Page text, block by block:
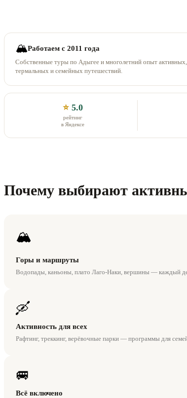
🏔Работаем с 2011 года
Собственные туры по Адыгее и многолетний опыт активных,
термальных и семейных путешествий.
⭐ 5.0
рейтинг
в Яндексе
Почему выбирают
🏔
Горы и маршруты
Водопады, каньоны, плато Лаго-Наки, вершины — каждый
🛶
Активность для всех
Рафтинг, треккинг, верёвочные парки — программы для
🚐
Всё включено